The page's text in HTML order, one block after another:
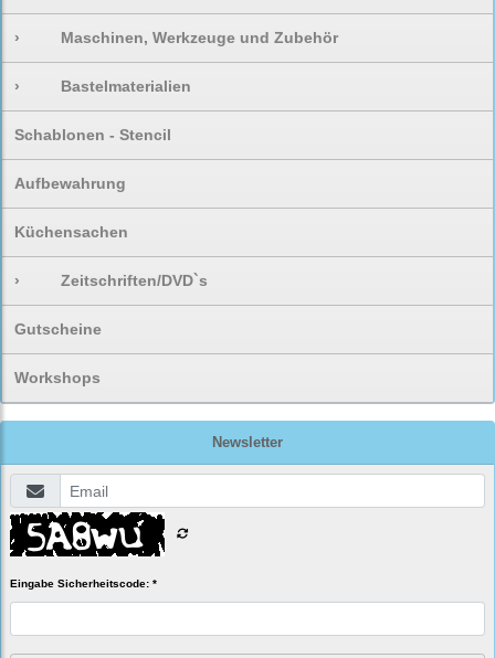
› Maschinen, Werkzeuge und Zubehör
› Bastelmaterialien
Schablonen - Stencil
Aufbewahrung
Küchensachen
› Zeitschriften/DVD`s
Gutscheine
Workshops
Newsletter
Eingabe Sicherheitscode: *